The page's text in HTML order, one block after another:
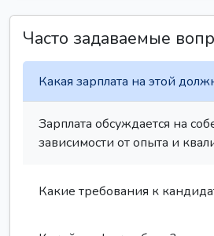
Часто задаваемые
Какая зарплата на этой
Зарплата обсуждается на
зависимости от опыта и
Какие требования к